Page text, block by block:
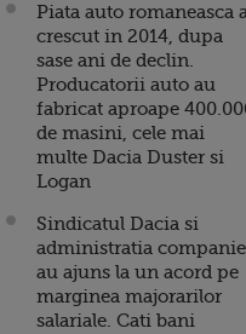
Piata auto romaneasca
crescut in 2014, dupa
sase ani de declin.
Producatorii auto au
fabricat aproape
de masini, cele mai
multe Dacia Duster si
Logan
Sindicatul Dacia si
administratia
au ajuns la un acord pe
marginea majorarilor
salariale. Cati bani